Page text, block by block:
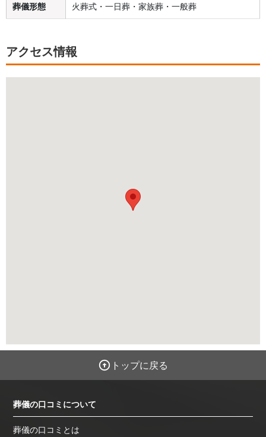
葬儀形態 火葬式・一日葬・家族葬・一般葬
アクセス情報
トップに戻る
葬儀の口コミについて
葬儀の口コミとは